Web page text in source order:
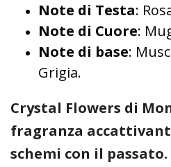
Note di Testa:
Note di Cuore:
Note di base:
Grigia.
Crystal Flowers di
fragranza
schemi con il passato.